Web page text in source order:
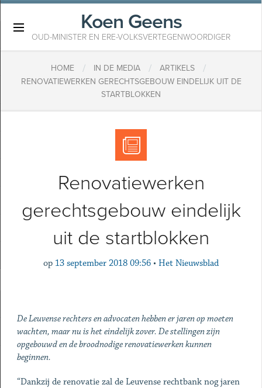
Koen Geens
OUD-MINISTER EN ERE-VOLKSVERTEGENWOORDIGER
HOME / IN DE MEDIA / ARTIKELS /
​RENOVATIEWERKEN GERECHTSGEBOUW EINDELIJK UIT DE
STARTBLOKKEN
​Renovatiewerken
gerechtsgebouw eindelijk
uit de startblokken
op 13 september 2018 09:56 • Het Nieuwsblad
De Leuvense rechters en advocaten hebben er jaren op moeten
wachten, maar nu is het eindelijk zover. De stellingen zijn
opgebouwd en de broodnodige renovatiewerken kunnen
beginnen.
“Dankzij de renovatie zal de Leuvense rechtbank nog jaren